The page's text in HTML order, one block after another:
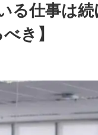
る仕事は続
き】